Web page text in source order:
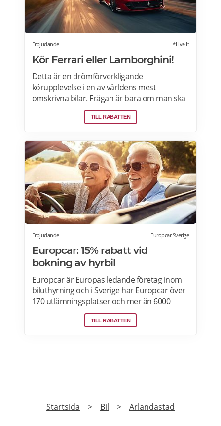
Erbjudande *Live It
Kör Ferrari eller Lamborghini!
Detta är en drömförverkligande
körupplevelse i en av världens mest
omskrivna bilar. Frågan är bara om man ska
välja Ferrari eller Lamborghini. Upplevelsen
börjar med genomgång av körteknik och
nyckeln och njuta av ljudet när över 600
hästkrafter ryter till bakom ryggen. Därefter
rullar man lycklig iväg på en oförglömlig tur
som sportbilsförare. Läs mer om
erbjudandet i Stockholm, Göteborg, Malmö,
Borås, Gävle, Jönköping, Karlstad, Linköping,
Västerås, Örebro här>>>
TILL RABATTEN
Erbjudande Europcar Sverige
Europcar: 15% rabatt vid
bokning av hyrbil
Europcar är Europas ledande företag inom
biluthyrning och i Sverige har Europcar över
170 utlämningsplatser och mer än 6000
bilar. Ta del av våra aktuella erbjudanden
och läs mer om pensionärsrabatter hos
TILL RABATTEN
Prenumerera på vårt nyhetsbrev och få exklusiv